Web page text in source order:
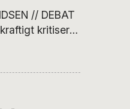
// DEBAT
kritiseret
i filosofi
Stidsens
at